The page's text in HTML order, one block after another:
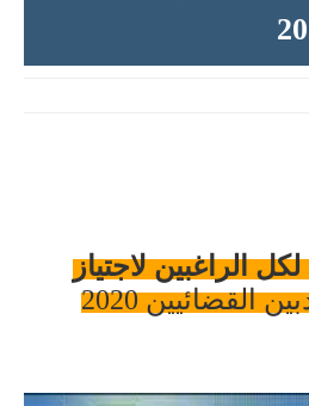
الراغبين لاجتياز
القضائيين 2020